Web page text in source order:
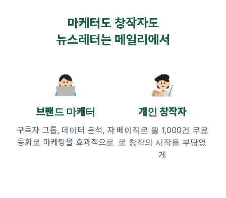
마케터도 창작자도
뉴스레터는 메일리에서
브랜드 마케터
구독자 그룹, 데이터 분석, 자
동화로 마케팅을 효과적으로
개인 창작자
베이직은 월 1,000건 무료
로 창작의 시작을 부담없
게